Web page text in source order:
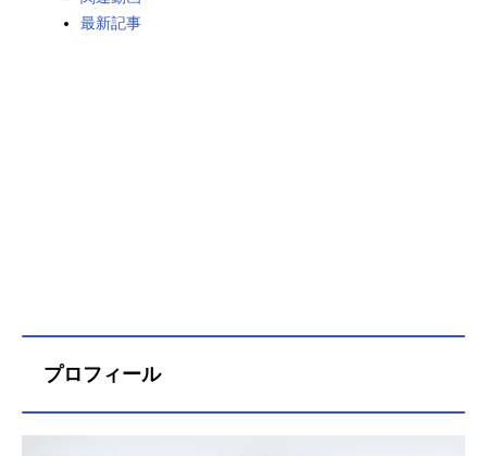
最新記事
プロフィール